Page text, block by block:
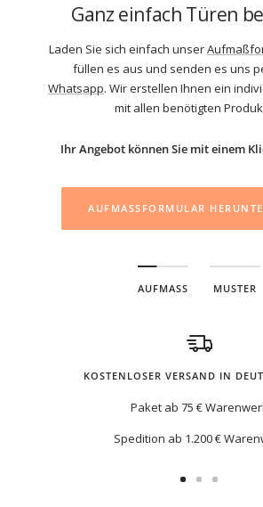
Ganz einfach Türen
Laden Sie sich einfach unser
füllen es aus und senden es uns
Whatsapp. Wir erstellen Ihnen ein
mit allen benötigten
Ihr Angebot können Sie mit einem
AUFMASSFORMULAR
AUFMASS MUSTER
KOSTENLOSER VERSAND IN
Paket ab 75 €
Spedition ab 1.200 €